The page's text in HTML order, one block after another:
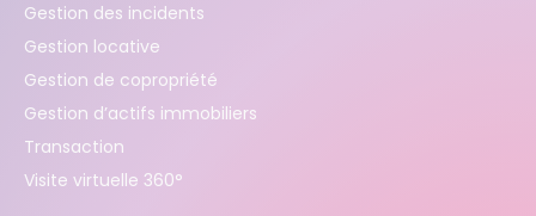
Gestion des incidents
Gestion locative
Gestion de copropriété
Gestion d’actifs immobiliers
Transaction
Visite virtuelle 360°